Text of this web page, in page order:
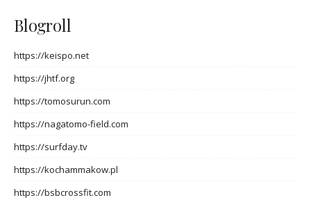
Blogroll
https://keispo.net
https://jhtf.org
https://tomosurun.com
https://nagatomo-field.com
https://surfday.tv
https://kochammakow.pl
https://bsbcrossfit.com